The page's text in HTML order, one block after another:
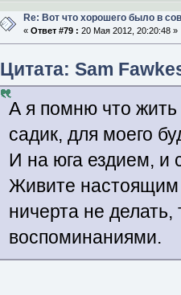
Re: Вот что хорошего было в
« Ответ #79 : 20 Мая 2012, 20:20:48 »
Цитата: Sam
А я помню что
садик, для моего
И на юга ездием, и
Живите настоящим
ничерта не
воспоминаниями.